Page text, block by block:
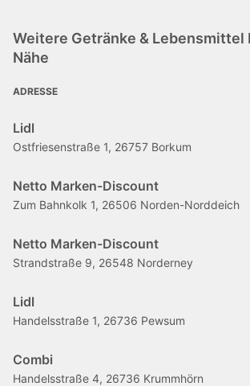
Weitere Getränke & Lebensmittel
Nähe
ADRESSE
Lidl
Ostfriesenstraße 1, 26757 Borkum
Netto Marken-Discount
Zum Bahnkolk 1, 26506 Norden-Norddeich
Netto Marken-Discount
Strandstraße 9, 26548 Norderney
Lidl
Handelsstraße 1, 26736 Pewsum
Combi
Handelsstraße 4, 26736 Krummhörn